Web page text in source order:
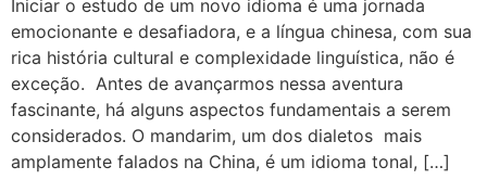
Iniciar o estudo de um novo idioma é uma jornada
emocionante e desafiadora, e a língua chinesa, com sua
rica história cultural e complexidade linguística, não é
exceção. Antes de avançarmos nessa aventura
fascinante, há alguns aspectos fundamentais a serem
considerados. O mandarim, um dos dialetos mais
amplamente falados na China, é um idioma tonal, […]